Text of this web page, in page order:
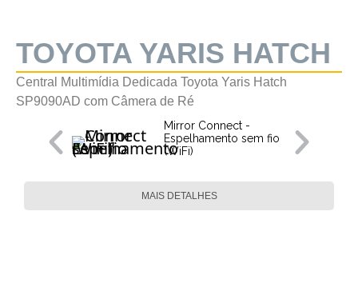
TOYOTA YARIS HATCH
Central Multimídia Dedicada Toyota Yaris Hatch
SP9090AD com Câmera de Ré
Mirror Connect -
Espelhamento sem fio
(WiFi)
MAIS DETALHES